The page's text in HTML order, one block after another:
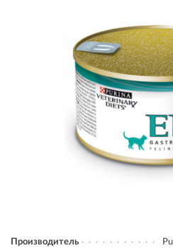
Производитель